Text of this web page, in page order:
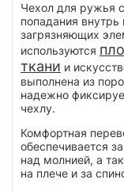
Чехол для ружья
попадания
загрязняющих
используются
ткани и
выполнена из
надежно
чехлу.
Комфортная
обеспечивается
над молнией, а
на плече и за